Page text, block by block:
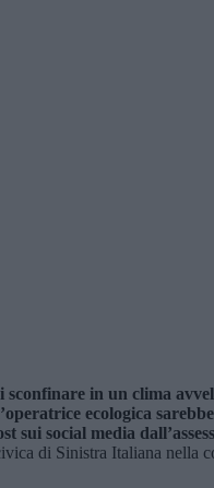
in un clima
ecologica
social media
di Sinistra Italiana nella